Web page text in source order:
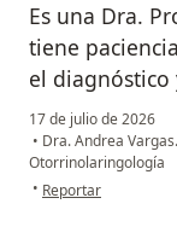
Es una Dra.
tiene
el diagnóstico
17 de julio de 2026
• Dra. Andrea
Otorrinolaringología
• en opinión del
Reportar